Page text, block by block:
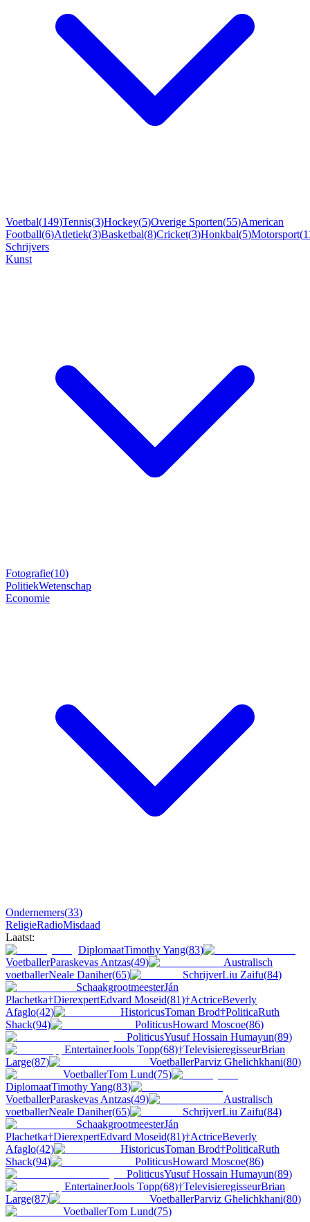
Voetbal(149)Tennis(3)Hockey(5)Overige Sporten(55)American
Football(6)Atletiek(3)Basketbal(8)Cricket(3)Honkbal(5)Motorsport(
Schrijvers
Kunst
Fotografie(10)
PolitiekWetenschap
Economie
Ondernemers(33)
ReligieRadioMisdaad
Laatst:
DiplomaatTimothy Yang(83)
VoetballerParaskevas Antzas(49)
Australisch
voetballerNeale Daniher(65) SchrijverLiu Zaifu(84)
SchaakgrootmeesterJán
Plachetka†DierexpertEdvard Moseid(81)†ActriceBeverly
Afaglo(42) HistoricusToman Brod†PoliticaRuth
Shack(94) PoliticusHoward Moscoe(86)
PoliticusYusuf Hossain Humayun(89)
EntertainerJools Topp(68)†TelevisieregisseurBrian
Large(87) VoetballerParviz Ghelichkhani(80)
VoetballerTom Lund(75)
DiplomaatTimothy Yang(83)
VoetballerParaskevas Antzas(49)
Australisch
voetballerNeale Daniher(65) SchrijverLiu Zaifu(84)
SchaakgrootmeesterJán
Plachetka†DierexpertEdvard Moseid(81)†ActriceBeverly
Afaglo(42) HistoricusToman Brod†PoliticaRuth
Shack(94) PoliticusHoward Moscoe(86)
PoliticusYusuf Hossain Humayun(89)
EntertainerJools Topp(68)†TelevisieregisseurBrian
Large(87) VoetballerParviz Ghelichkhani(80)
VoetballerTom Lund(75)